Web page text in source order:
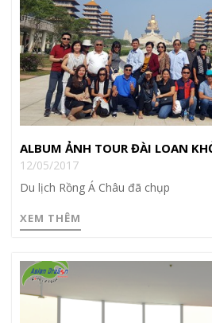
ALBUM ẢNH TOUR ĐÀI LOAN
12/05/2017
Du lịch Rồng Á Châu đã chụp
XEM THÊM